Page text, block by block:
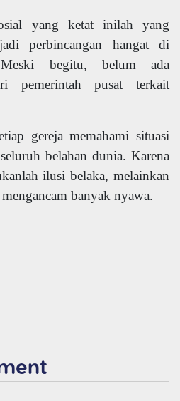
yang ketat inilah yang
perbincangan hangat di
begitu, belum ada
pemerintah pusat terkait
gereja memahami situasi
belahan dunia. Karena
ilusi belaka, melainkan
banyak nyawa.